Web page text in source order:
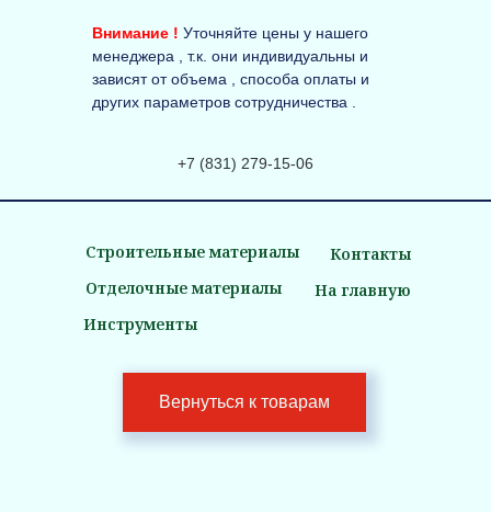
Внимание ! Уточняйте цены у нашего
менеджера , т.к. они индивидуальны и
зависят от объема , способа оплаты и
других параметров сотрудничества .
Вернуться к товарам
Строительные материалы
Отделочные материалы
Инструменты
На главную
Контакты
+7 (831) 279-15-06